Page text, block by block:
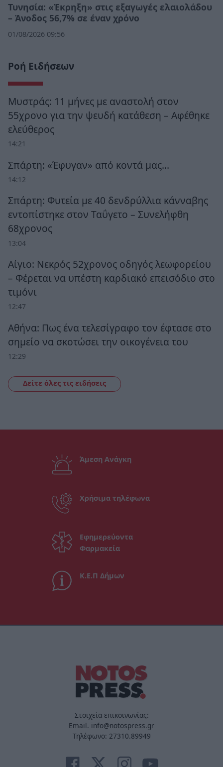
Τυνησία: «Έκρηξη» στις εξαγωγές ελαιολάδου
– Άνοδος 56,7% σε έναν χρόνο
01/08/2026 09:56
Ροή Ειδήσεων
Μυστράς: 11 μήνες με αναστολή στον
55χρονο για την ψευδή κατάθεση – Αφέθηκε
ελεύθερος
14:21
Σπάρτη: «Έφυγαν» από κοντά μας…
14:12
Σπάρτη: Φυτεία με 40 δενδρύλλια κάνναβης
εντοπίστηκε στον Ταΰγετο – Συνελήφθη
68χρονος
13:04
Αίγιο: Νεκρός 52χρονος οδηγός λεωφορείου
– Φέρεται να υπέστη καρδιακό επεισόδιο στο
τιμόνι
12:47
Αθήνα: Πως ένα τελεσίγραφο τον έφτασε στο
σημείο να σκοτώσει την οικογένεια του
12:29
Δείτε όλες τις ειδήσεις
Άμεση Ανάγκη
Χρήσιμα τηλέφωνα
Εφημερεύοντα
Φαρμακεία
Κ.Ε.Π Δήμων
Στοιχεία επικοινωνίας:
Email. info@notospress.gr
Τηλέφωνο: 27310.89949